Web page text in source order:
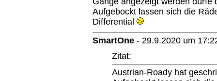
Aufgebockt lassen sich die
Differential
SmartOne - 29.9.2020 um
Zitat:
Austrian-Roady hat